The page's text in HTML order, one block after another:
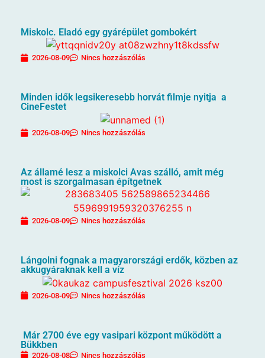
Miskolc. Eladó egy gyárépület gombokért
2026-08-09 Nincs hozzászólás
Minden idők legsikeresebb horvát filmje nyitja a
CineFestet
2026-08-09 Nincs hozzászólás
Az államé lesz a miskolci Avas szálló, amit még
most is szorgalmasan építgetnek
2026-08-09 Nincs hozzászólás
Lángolni fognak a magyarországi erdők, közben az
akkugyáraknak kell a víz
2026-08-09 Nincs hozzászólás
Már 2700 éve egy vasipari központ működött a
Bükkben
2026-08-08 Nincs hozzászólás